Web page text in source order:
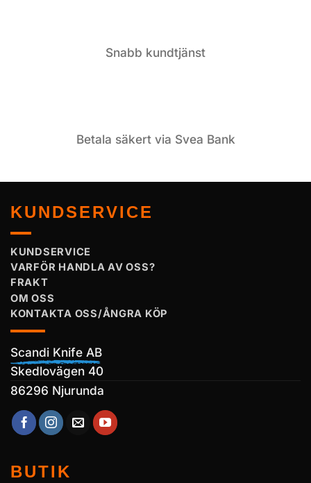
Snabb kundtjänst
Betala säkert via Svea Bank
KUNDSERVICE
KUNDSERVICE
VARFÖR HANDLA AV OSS?
FRAKT
OM OSS
KONTAKTA OSS/ÅNGRA KÖP
Scandi Knife AB
Skedlovägen 40
86296 Njurunda
BUTIK